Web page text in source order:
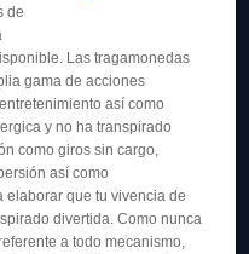
de
Las tragamonedas
gama de acciones
así­ como
y no ha transpirado
como giros sin cargo,
así­ como
elaborar que tu vivencia de
divertida. Como nunca
a todo mecanismo,